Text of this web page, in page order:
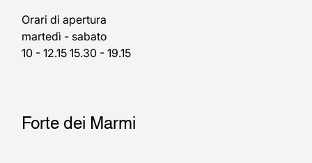
Orari di apertura
martedì - sabato
10 - 12.15 15.30 - 19.15
Forte dei Marmi